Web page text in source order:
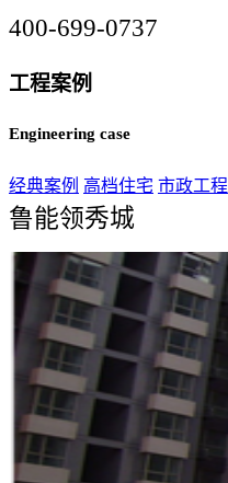
400-699-0737
工程案例
Engineering case
经典案例 高档住宅 市政工程
鲁能领秀城